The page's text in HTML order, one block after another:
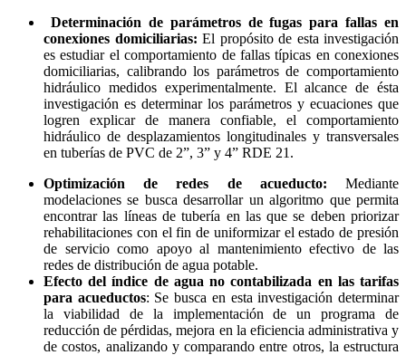
Determinación de parámetros de fugas para fallas en
conexiones domiciliarias: El propósito de esta investigación
es estudiar el comportamiento de fallas típicas en conexiones
domiciliarias, calibrando los parámetros de comportamiento
hidráulico medidos experimentalmente. El alcance de ésta
investigación es determinar los parámetros y ecuaciones que
logren explicar de manera confiable, el comportamiento
hidráulico de desplazamientos longitudinales y transversales
en tuberías de PVC de 2”, 3” y 4” RDE 21.
Optimización de redes de acueducto: Mediante
modelaciones se busca desarrollar un algoritmo que permita
encontrar las líneas de tubería en las que se deben priorizar
rehabilitaciones con el fin de uniformizar el estado de presión
de servicio como apoyo al mantenimiento efectivo de las
redes de distribución de agua potable.
Efecto del índice de agua no contabilizada en las tarifas
para acueductos: Se busca en esta investigación determinar
la viabilidad de la implementación de un programa de
reducción de pérdidas, mejora en la eficiencia administrativa y
de costos, analizando y comparando entre otros, la estructura